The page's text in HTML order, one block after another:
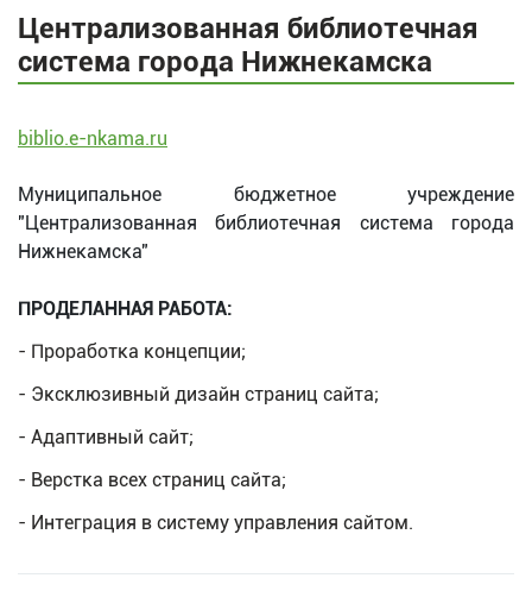
Централизованная библиотечная
система города Нижнекамска
biblio.e-nkama.ru
Муниципальное бюджетное учреждение
"Централизованная библиотечная система города
Нижнекамска"
ПРОДЕЛАННАЯ РАБОТА:
- Проработка концепции;
- Эксклюзивный дизайн страниц сайта;
- Адаптивный сайт;
- Верстка всех страниц сайта;
- Интеграция в систему управления сайтом.